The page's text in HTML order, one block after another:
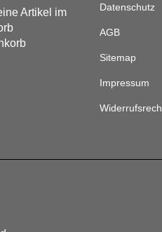
Artikel im
Datenschutz
AGB
Sitemap
Impressum